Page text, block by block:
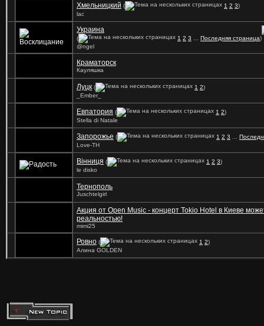
Хмельницкий ( 1 2 3)
lac
Украина
( 1 2 3 Последняя страница)
@ngel
Краматорск
Кауляшка
Луцк ( 1 2)
_Ember_
Евпатория ( 1 2)
Stella di Natale
Запорожье ( 1 2 3
Love-TH
Вінниця ( 1 2 3)
le disko
Тернополь
Juschtelgirl
Акция от Open Music - концерт Tokio Hotel в Киеве
реальностью!
mimi25
Ровно ( 1 2)
Алина GOLDEN